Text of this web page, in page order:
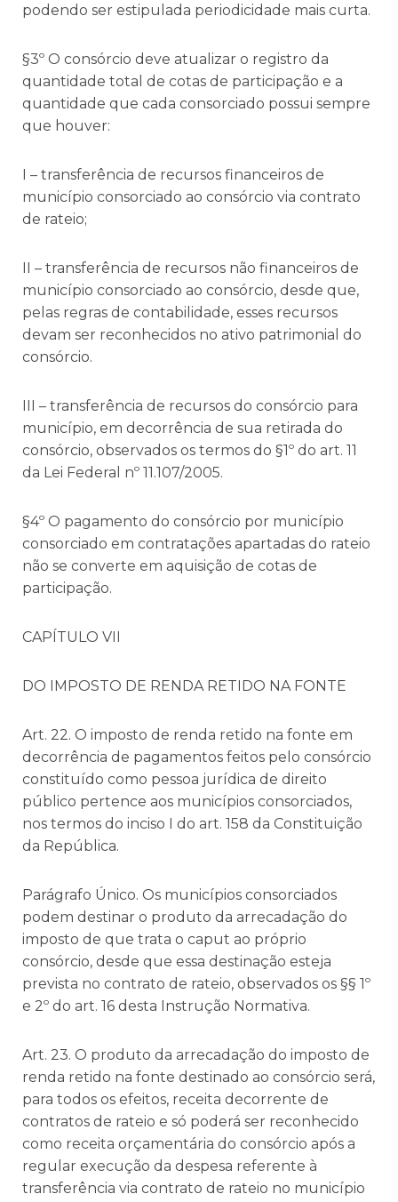
podendo ser estipulada periodicidade mais curta.
§3º O consórcio deve atualizar o registro da
quantidade total de cotas de participação e a
quantidade que cada consorciado possui sempre
que houver:
I – transferência de recursos financeiros de
município consorciado ao consórcio via contrato
de rateio;
II – transferência de recursos não financeiros de
município consorciado ao consórcio, desde que,
pelas regras de contabilidade, esses recursos
devam ser reconhecidos no ativo patrimonial do
consórcio.
III – transferência de recursos do consórcio para
município, em decorrência de sua retirada do
consórcio, observados os termos do §1º do art. 11
da Lei Federal nº 11.107/2005.
§4º O pagamento do consórcio por município
consorciado em contratações apartadas do rateio
não se converte em aquisição de cotas de
participação.
CAPÍTULO VII
DO IMPOSTO DE RENDA RETIDO NA FONTE
Art. 22. O imposto de renda retido na fonte em
decorrência de pagamentos feitos pelo consórcio
constituído como pessoa jurídica de direito
público pertence aos municípios consorciados,
nos termos do inciso I do art. 158 da Constituição
da República.
Parágrafo Único. Os municípios consorciados
podem destinar o produto da arrecadação do
imposto de que trata o caput ao próprio
consórcio, desde que essa destinação esteja
prevista no contrato de rateio, observados os §§ 1º
e 2º do art. 16 desta Instrução Normativa.
Art. 23. O produto da arrecadação do imposto de
renda retido na fonte destinado ao consórcio será,
para todos os efeitos, receita decorrente de
contratos de rateio e só poderá ser reconhecido
como receita orçamentária do consórcio após a
regular execução da despesa referente à
transferência via contrato de rateio no município